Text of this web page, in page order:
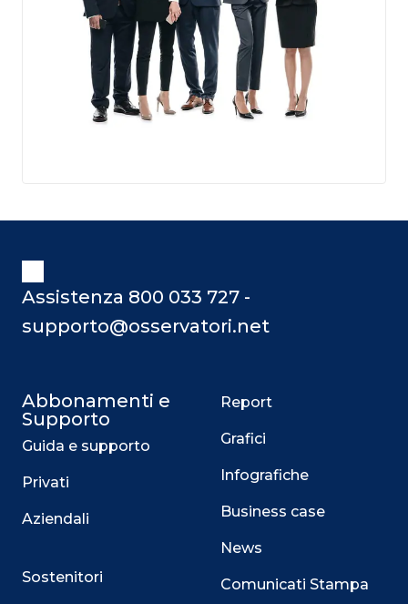
Assistenza 800 033 727 -
supporto@osservatori.net
Abbonamenti e
Supporto
Guida e supporto
Privati
Aziendali
Sostenitori
Report
Grafici
Infografiche
Business case
News
Comunicati Stampa